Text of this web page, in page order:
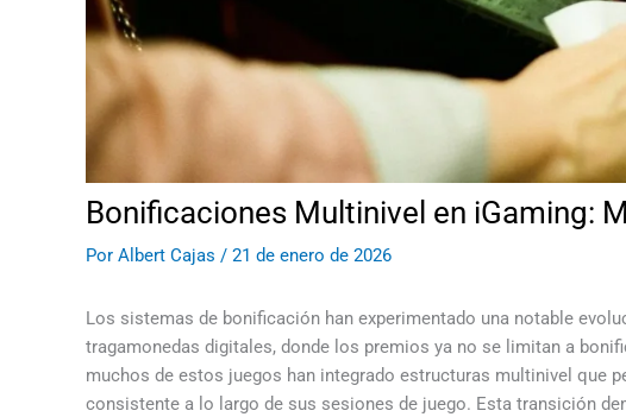
Bonificaciones Multinivel en iGaming:
Por Albert Cajas / 21 de enero de 2026
Los sistemas de bonificación han experimentado una notable
tragamonedas digitales, donde los premios ya no se limitan a
muchos de estos juegos han integrado estructuras multinivel que
consistente a lo largo de sus sesiones de juego. Esta transición